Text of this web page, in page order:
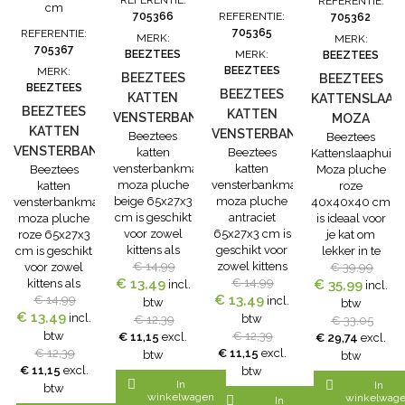
REFERENTIE:
705367
MERK:
BEEZTEES
BEEZTEES
KATTEN
VENSTERBANKMAT
MOZA
PLUCHE
ROZE
65X27X3 CM
Beeztees
katten
vensterbankmat
moza pluche
roze 65x27x3
cm is geschikt
voor zowel
kittens als
katten. Katten
en kittens
zoeken graag
warme plekjes
op in huis. De
Beeztees
katten
€ 14,99
€ 13,49 incl.
btw
€ 12,39
€ 11,15 excl.
btw
705366
MERK:
BEEZTEES
BEEZTEES
KATTEN
VENSTERBANKMAT
MOZA
PLUCHE
BEIGE
65X27X3 CM
Beeztees
katten
vensterbankmat
moza pluche
beige 65x27x3
cm is geschikt
voor zowel
kittens als
katten. Katten
en kittens
zoeken graag
warme plekjes
op in huis. De
Beeztees
katten
vensterbankmat
moza pluche
€ 14,99
€ 13,49 incl.
btw
€ 12,39
€ 11,15 excl.
btw

In
winkelwagen
REFERENTIE:
705365
MERK:
BEEZTEES
BEEZTEES
KATTEN
VENSTERBANKMAT
MOZA
PLUCHE
ANTRACIET
65X27X3 CM
Beeztees
katten
vensterbankmat
moza pluche
antraciet
65x27x3 cm is
geschikt voor
zowel kittens
als katten.
Katten en
kittens zoeken
graag warme
plekjes op in
huis. De
€ 14,99
€ 13,49 incl.
btw
€ 12,39
€ 11,15 excl.
btw

In
705362
MERK:
BEEZTEES
BEEZTEES
MOZA
PLUCHE
ROZE
40X40X40
CM
Beeztees
Kattenslaaphuis
Moza pluche
roze
40x40x40 cm
is ideaal voor
je kat om
lekker in te
rusten. Het
Beeztees
Kattenslaaphuis
Moza pluche
roze
40x40x40 cm
is echt een
knus plekje
waar je kat
€ 39,99
€ 35,99 incl.
btw
€ 33,05
€ 29,74 excl.
btw

In